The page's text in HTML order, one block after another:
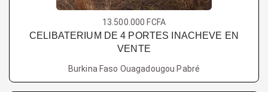
13.500.000 FCFA
CELIBATERIUM DE 4 PORTES INACHEVE EN
VENTE
Burkina Faso Ouagadougou Pabré